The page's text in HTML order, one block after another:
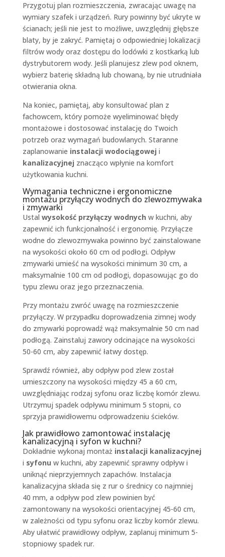
Przygotuj plan rozmieszczenia, zwracając uwagę na
wymiary szafek i urządzeń. Rury powinny być ukryte w
ścianach; jeśli nie jest to możliwe, uwzględnij głębsze
blaty, by je zakryć. Pamiętaj o odpowiedniej lokalizacji
filtrów wody oraz dostępu do lodówki z kostkarką lub
dystrybutorem wody. Jeśli planujesz zlew pod oknem,
wybierz baterię składną lub chowaną, by nie utrudniała
otwierania okna.
Na koniec, pamiętaj, aby konsultować plan z
fachowcem, który pomoże wyeliminować błędy
montażowe i dostosować instalację do Twoich
potrzeb oraz wymagań budowlanych. Staranne
zaplanowanie instalacji wodociągowej i
kanalizacyjnej znacząco wpłynie na komfort
użytkowania kuchni.
Wymagania techniczne i ergonomiczne
montażu przyłączy wodnych do zlewozmywaka
i zmywarki
Ustal wysokość przyłączy wodnych w kuchni, aby
zapewnić ich funkcjonalność i ergonomię. Przyłącze
wodne do zlewozmywaka powinno być zainstalowane
na wysokości około 60 cm od podłogi. Odpływ
zmywarki umieść na wysokości minimum 30 cm, a
maksymalnie 100 cm od podłogi, dopasowując go do
typu zlewu oraz jego przeznaczenia.
Przy montażu zwróć uwagę na rozmieszczenie
przyłączy. W przypadku doprowadzenia zimnej wody
do zmywarki poprowadź wąż maksymalnie 50 cm nad
podłogą. Zainstaluj zawory odcinające na wysokości
50-60 cm, aby zapewnić łatwy dostęp.
Sprawdź również, aby odpływ pod zlew został
umieszczony na wysokości między 45 a 60 cm,
uwzględniając rodzaj syfonu oraz liczbę komór zlewu.
Utrzymuj spadek odpływu minimum 5 stopni, co
sprzyja prawidłowemu odprowadzeniu ścieków.
Jak prawidłowo zamontować instalację
kanalizacyjną i syfon w kuchni?
Dokładnie wykonaj montaż instalacji kanalizacyjnej
i syfonu w kuchni, aby zapewnić sprawny odpływ i
uniknąć nieprzyjemnych zapachów. Instalacja
kanalizacyjna składa się z rur o średnicy co najmniej
40 mm, a odpływ pod zlew powinien być
zamontowany na wysokości orientacyjnej 45-60 cm,
w zależności od typu syfonu oraz liczby komór zlewu.
Aby ułatwić prawidłowy odpływ, zaplanuj minimum 5-
stopniowy spadek rur.